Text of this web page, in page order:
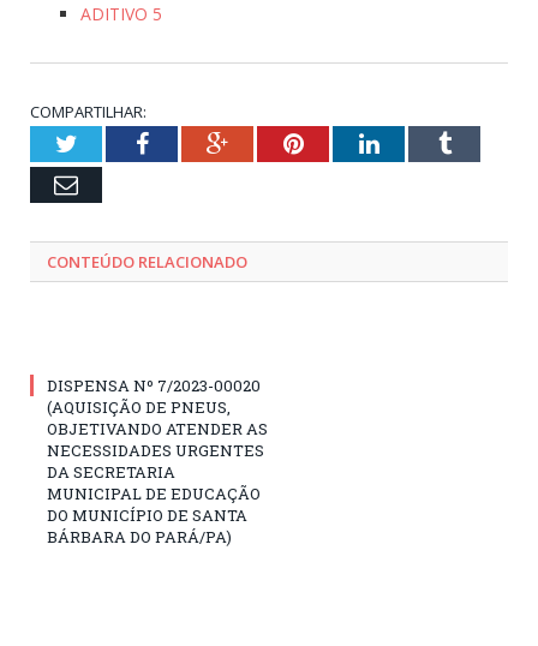
ADITIVO 5
COMPARTILHAR:
TwitterFacebookGoogle+PinterestLinkedInTumblr
Email
CONTEÚDO RELACIONADO
DISPENSA Nº 7/2023-00020
(AQUISIÇÃO DE PNEUS,
OBJETIVANDO ATENDER AS
NECESSIDADES URGENTES
DA SECRETARIA
MUNICIPAL DE EDUCAÇÃO
DO MUNICÍPIO DE SANTA
BÁRBARA DO PARÁ/PA)